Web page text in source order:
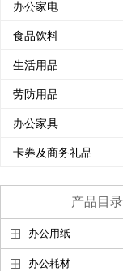
办公家电
食品饮料
生活用品
劳防用品
办公家具
卡券及商务礼品
产品目录
办公用纸
办公耗材